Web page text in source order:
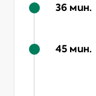
36 мин.
45 мин.